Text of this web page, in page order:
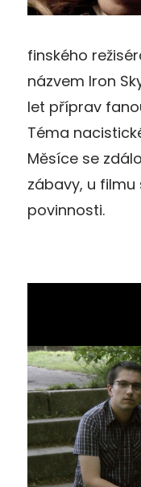
finského
názvem Iron
let příprav
Téma
Měsíce se
zábavy, u filmu
povinnosti.